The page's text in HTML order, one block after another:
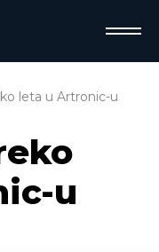
leta u Artronic-u
u